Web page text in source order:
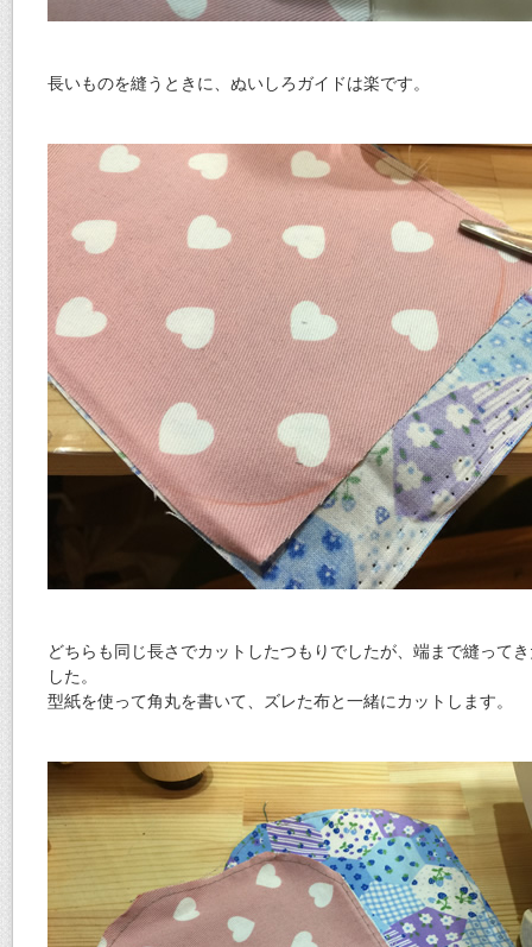
長いものを縫うときに、ぬいしろガイドは楽です。
どちらも同じ長さでカットしたつもりでしたが、端まで縫って
した。
型紙を使って角丸を書いて、ズレた布と一緒にカットします。